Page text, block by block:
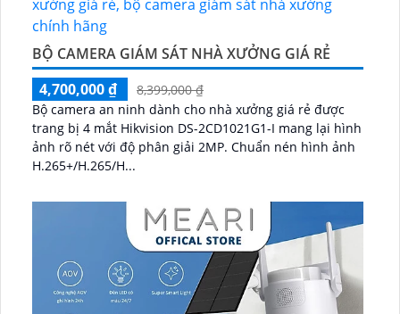
BỘ CAMERA GIÁM SÁT NHÀ XƯỞNG GIÁ RẺ
4,700,000 ₫
8,399,000 ₫
Bộ camera an ninh dành cho nhà xưởng giá rẻ được
trang bị 4 mắt Hikvision DS-2CD1021G1-I mang lại hình
ảnh rõ nét với độ phân giải 2MP. Chuẩn nén hình ảnh
H.265+/H.265/H...